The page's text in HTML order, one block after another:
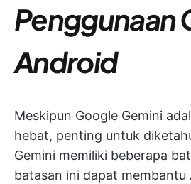
Penggunaan
Android
Meskipun Google Gemini
hebat, penting untuk
Gemini memiliki beberapa
batasan ini dapat membantu